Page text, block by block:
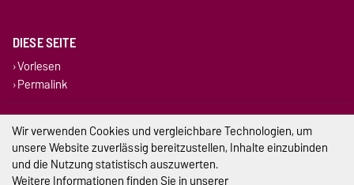
DIESE SEITE
Vorlesen
Permalink
Impressum
Datenschutz
Wir verwenden Cookies und vergleichbare Technologien, um
unsere Website zuverlässig bereitzustellen, Inhalte einzubinden
und die Nutzung statistisch auszuwerten.
Weitere Informationen finden Sie in unserer